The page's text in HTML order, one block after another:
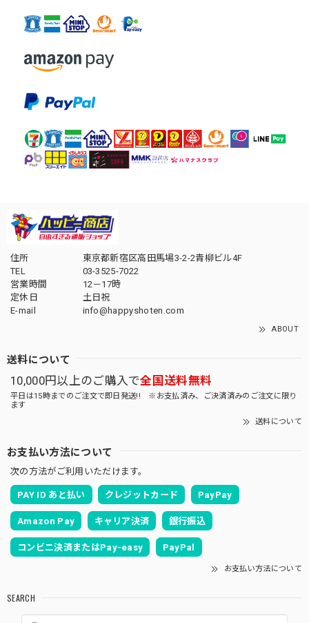
住所
東京都新宿区高田馬場3-2-2青柳ビル4F
TEL
03-3525-7022
営業時間
12－17時
定休日
土日祝
E-mail
info@happyshoten.com
ABOUT
送料について
10,000円以上のご購入で全国送料無料
平日は15時までのご注文で即日発送!! ※お支払済み、ご決済済みのご注文に限り
ます
送料について
お支払い方法について
次の方法がご利用いただけます。
PAY ID あと払い クレジットカード PayPay
Amazon Pay キャリア決済 銀行振込
コンビニ決済またはPay-easy PayPal
お支払い方法について
SEARCH